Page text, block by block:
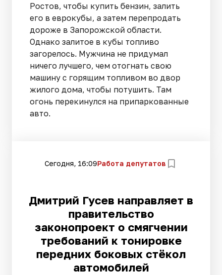
Ростов, чтобы купить бензин, залить
его в еврокубы, а затем перепродать
дороже в Запорожской области.
Однако залитое в кубы топливо
загорелось. Мужчина не придумал
ничего лучшего, чем отогнать свою
машину с горящим топливом во двор
жилого дома, чтобы потушить. Там
огонь перекинулся на припаркованные
авто.
Сегодня, 16:09Работа депутатов
Дмитрий Гусев направляет в
правительство
законопроект о смягчении
требований к тонировке
передних боковых стёкол
автомобилей